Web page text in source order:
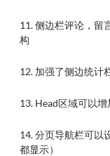
11. 侧边栏评论，留
构
12. 加强了侧边统计
13. Head区域可以
14. 分页导航栏可以
都显示）